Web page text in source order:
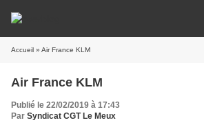
Accueil » Air France KLM
Air France KLM
Publié le 22/02/2019 à 17:43
Par Syndicat CGT Le Meux